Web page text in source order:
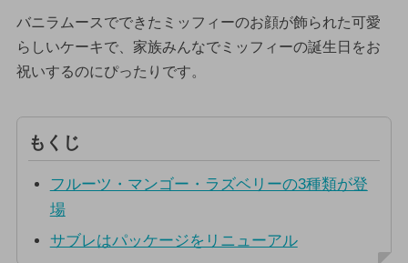
バニラムースでできたミッフィーのお顔が飾られた可愛
らしいケーキで、家族みんなでミッフィーの誕生日をお
祝いするのにぴったりです。
もくじ
フルーツ・マンゴー・ラズベリーの3種類が登
場
サブレはパッケージをリニューアル